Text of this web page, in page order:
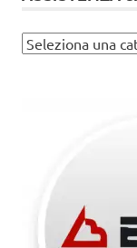
Assistenza